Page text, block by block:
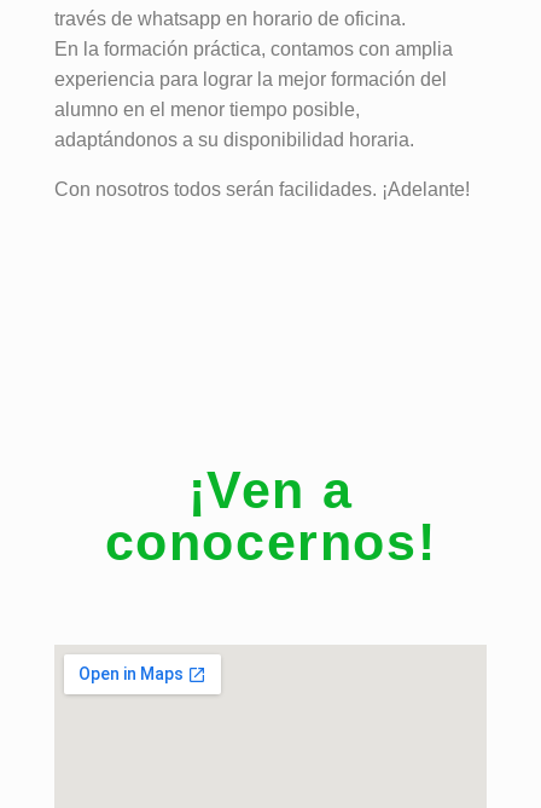
través de whatsapp en horario de oficina.
En la formación práctica, contamos con amplia
experiencia para lograr la mejor formación del
alumno en el menor tiempo posible,
adaptándonos a su disponibilidad horaria.
Con nosotros todos serán facilidades. ¡Adelante!
¡Ven a
conocernos!